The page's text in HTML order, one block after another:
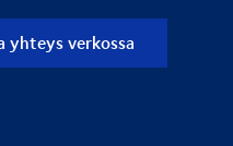
yhteys verkossa